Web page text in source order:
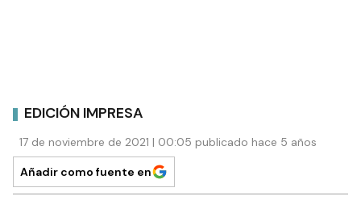
EDICIÓN IMPRESA
17 de noviembre de 2021 | 00:05 publicado hace 5 años
Añadir como fuente en